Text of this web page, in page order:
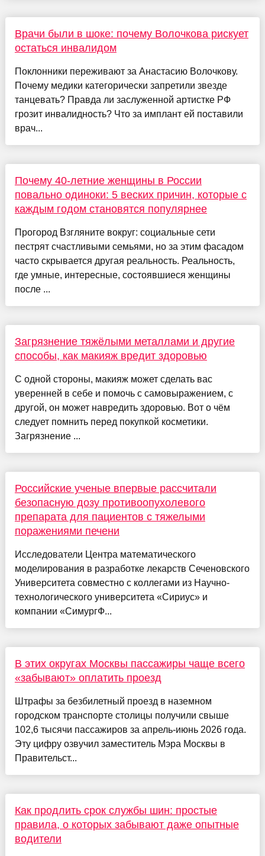
Врачи были в шоке: почему Волочкова рискует
остаться инвалидом
Поклонники переживают за Анастасию Волочкову.
Почему медики категорически запретили звезде
танцевать? Правда ли заслуженной артистке РФ
грозит инвалидность? Что за имплант ей поставили
врач...
Почему 40-летние женщины в России
повально одиноки: 5 веских причин, которые с
каждым годом становятся популярнее
Прогород Взгляните вокруг: социальные сети
пестрят счастливыми семьями, но за этим фасадом
часто скрывается другая реальность. Реальность,
где умные, интересные, состоявшиеся женщины
после ...
Загрязнение тяжёлыми металлами и другие
способы, как макияж вредит здоровью
С одной стороны, макияж может сделать вас
уверенней в себе и помочь с самовыражением, с
другой, он может навредить здоровью. Вот о чём
следует помнить перед покупкой косметики.
Загрязнение ...
Российские ученые впервые рассчитали
безопасную дозу противоопухолевого
препарата для пациентов с тяжелыми
поражениями печени
Исследователи Центра математического
моделирования в разработке лекарств Сеченовского
Университета совместно с коллегами из Научно-
технологического университета «Сириус» и
компании «СимургФ...
В этих округах Москвы пассажиры чаще всего
«забывают» оплатить проезд
Штрафы за безбилетный проезд в наземном
городском транспорте столицы получили свыше
102,6 тысячи пассажиров за апрель-июнь 2026 года.
Эту цифру озвучил заместитель Мэра Москвы в
Правительст...
Как продлить срок службы шин: простые
правила, о которых забывают даже опытные
водители